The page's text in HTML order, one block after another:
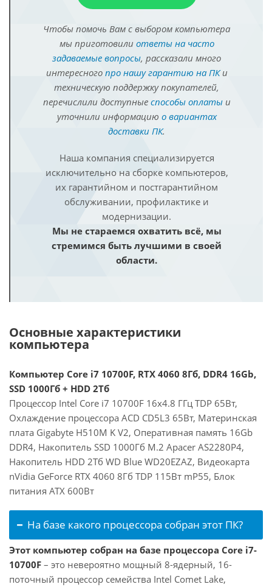
Чтобы помочь Вам с выбором компьютера
мы приготовили ответы на часто
задаваемые вопросы, рассказали много
интересного про нашу гарантию на ПКи
техническую поддержку покупателей,
перечислили доступные способы оплатыи
уточнили информацию о вариантах
доставки ПК.
Наша компания специализируется
исключительно на сборке компьютеров,
их гарантийном и постгарантийном
обслуживании, профилактике и
модернизации.
Мы не стараемся охватить всё, мы
стремимся быть лучшими в своей
области.
Основные характеристики
компьютера
Компьютер Core i7 10700F, RTX 4060 8Гб, DDR4 16Gb,
SSD 1000Гб + HDD 2Тб
Процессор Intel Core i7 10700F 16x4.8 ГГц TDP 65Вт,
Охлаждение процессора ACD CD5L3 65Вт, Материнская
плата Gigabyte H510M K V2, Оперативная память 16Gb
DDR4, Накопитель SSD 1000Гб M.2 Apacer AS2280P4,
Накопитель HDD 2Тб WD Blue WD20EZAZ, Видеокарта
nVidia GeForce RTX 4060 8Гб TDP 115Вт mP55, Блок
питания ATX 600Вт
На базе какого процессора собран этот ПК?
Этот компьютер собран на базе процессора Core i7-
10700F – это невероятно мощный 8-ядерный, 16-
поточный процессор семейства Intel Comet Lake,